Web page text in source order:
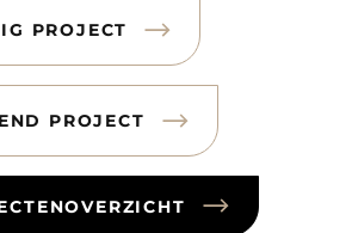
PROJECT
PROJECT